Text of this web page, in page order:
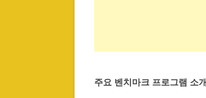
주요 벤치마크 프로그램 소개